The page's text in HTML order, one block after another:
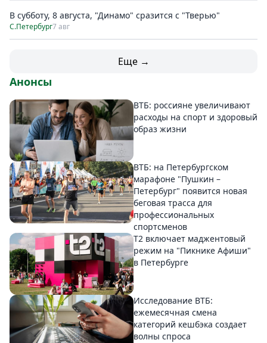
В субботу, 8 августа, "Динамо" сразится с "Тверью"
С.Петербург7 авг
Еще →
Анонсы
ВТБ: россияне увеличивают
расходы на спорт и здоровый
образ жизни
ВТБ: на Петербургском
марафоне "Пушкин –
Петербург" появится новая
беговая трасса для
профессиональных
спортсменов
Т2 включает маджентовый
режим на "Пикнике Афиши"
в Петербурге
Исследование ВТБ:
ежемесячная смена
категорий кешбэка создает
волны спроса